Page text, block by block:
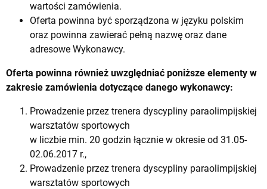
wartości zamówienia.
Oferta powinna być sporządzona w języku polskim
oraz powinna zawierać pełną nazwę oraz dane
adresowe Wykonawcy.
Oferta powinna również uwzględniać poniższe elementy w
zakresie zamówienia dotyczące danego wykonawcy:
Prowadzenie przez trenera dyscypliny paraolimpijskiej
warsztatów sportowych
w liczbie min. 20 godzin łącznie w okresie od 31.05-
02.06.2017 r.,
Prowadzenie przez trenera dyscypliny paraolimpijskiej
warsztatów sportowych